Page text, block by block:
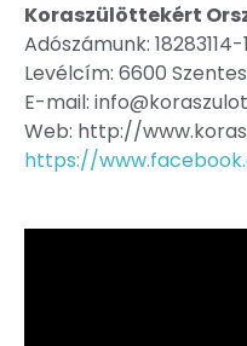
Koraszülöttekért
Adószámunk:
Levélcím: 6600
E-mail:
Web: http://
https://